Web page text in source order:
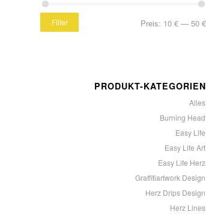
Filter Preis: 10 €— 50 €
PRODUKT-KATEGORIEN
Alles
Burning Head
Easy Life
Easy Life Art
Easy Life Herz
Graffitiartwork Design
Herz Drips Design
Herz Lines